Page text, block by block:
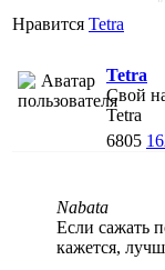
Нравится Tetra
Tetra
Свой
Tetra
6805
Nabata
Если сажать
кажется,